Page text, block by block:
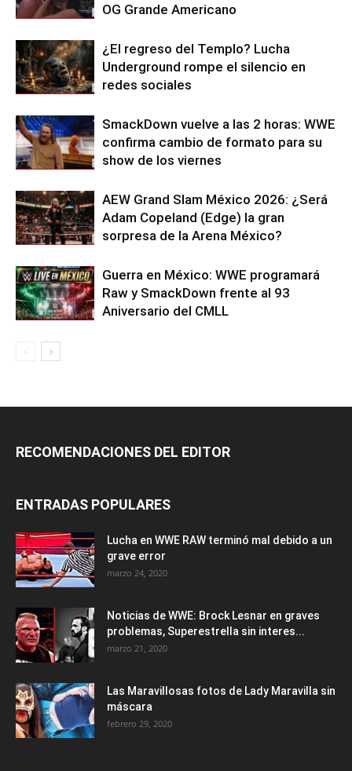
OG Grande Americano
¿El regreso del Templo? Lucha
Underground rompe el silencio en
redes sociales
SmackDown vuelve a las 2 horas: WWE
confirma cambio de formato para su
show de los viernes
AEW Grand Slam México 2026: ¿Será
Adam Copeland (Edge) la gran
sorpresa de la Arena México?
Guerra en México: WWE programará
Raw y SmackDown frente al 93
Aniversario del CMLL
RECOMENDACIONES DEL EDITOR
ENTRADAS POPULARES
Lucha en WWE RAW terminó mal debido a un
grave error
marzo 24, 2020
Noticias de WWE: Brock Lesnar en graves
problemas, Superestrella sin interes...
marzo 21, 2020
Las Maravillosas fotos de Lady Maravilla sin
máscara
febrero 29, 2020